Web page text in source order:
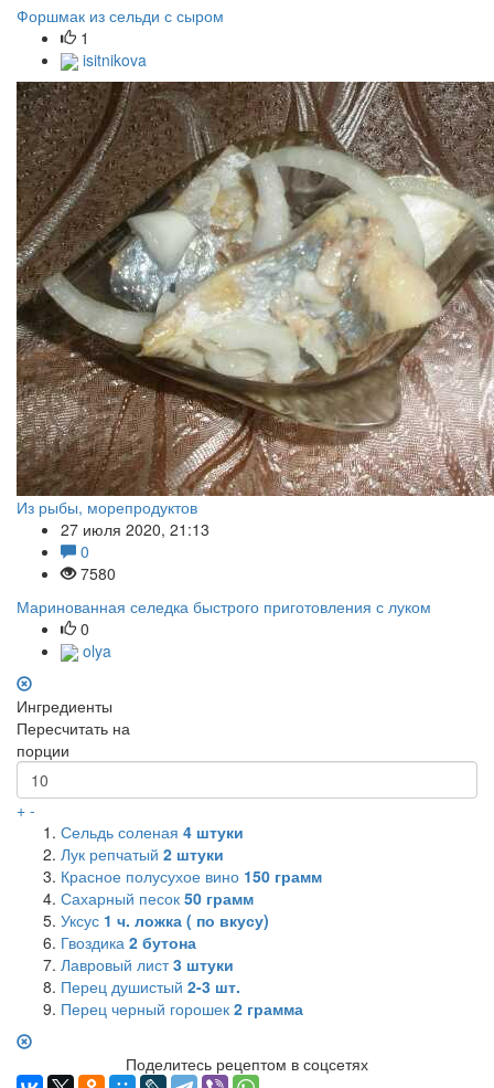
Форшмак из сельди с сыром
1
isitnikova
Из рыбы, морепродуктов
27 июля 2020, 21:13
0
7580
Маринованная селедка быстрого приготовления с луком
0
olya
Ингредиенты
Пересчитать на
порции
+ -
Сельдь соленая 4 штуки
Лук репчатый 2 штуки
Красное полусухое вино 150 грамм
Сахарный песок 50 грамм
Уксус 1 ч. ложка ( по вкусу)
Гвоздика 2 бутона
Лавровый лист3 штуки
Перец душистый 2-3 шт.
Перец черный горошек 2 грамма
Поделитесь рецептом в соцсетях